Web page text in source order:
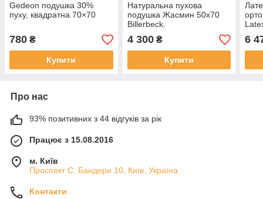
Gedeon подушка 30%
пуху, квадратна 70×70
780 ₴
Купити
Натуральна пухова
подушка Жасмин 50х70
Billerbeck.
4 300₴
Купити
6
Про нас
93% позитивних з 44 відгуків за рік
Працює з 15.08.2016
м. Київ
Проспект С. Бандери 10, Київ, Україна
Контакти